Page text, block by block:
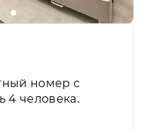
номер с
4 человека.